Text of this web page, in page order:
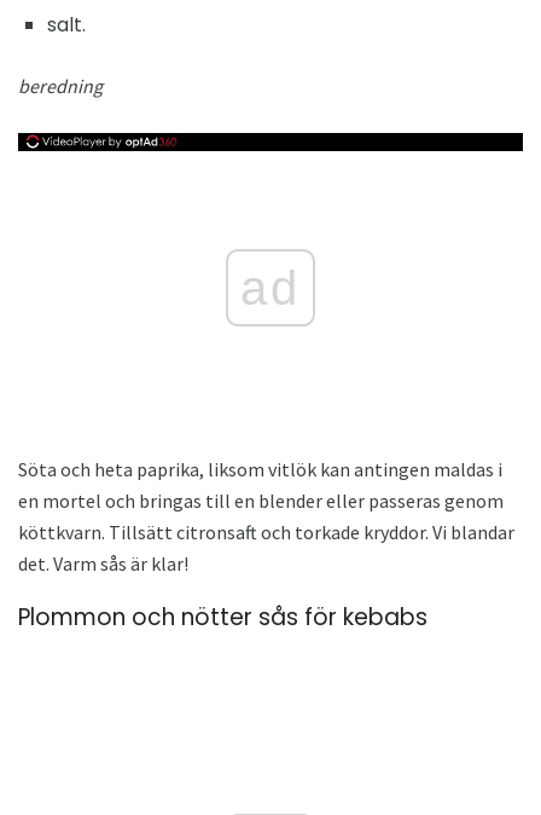
salt.
beredning
ad
Söta och heta paprika, liksom vitlök kan antingen maldas i
en mortel och bringas till en blender eller passeras genom
köttkvarn. Tillsätt citronsaft och torkade kryddor. Vi blandar
det. Varm sås är klar!
Plommon och nötter sås för kebabs